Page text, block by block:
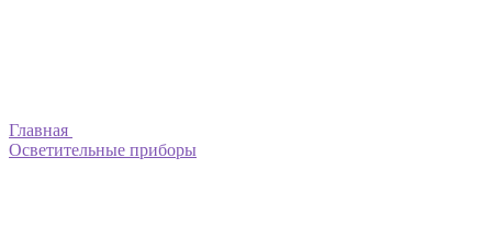
Главная
Осветительные приборы